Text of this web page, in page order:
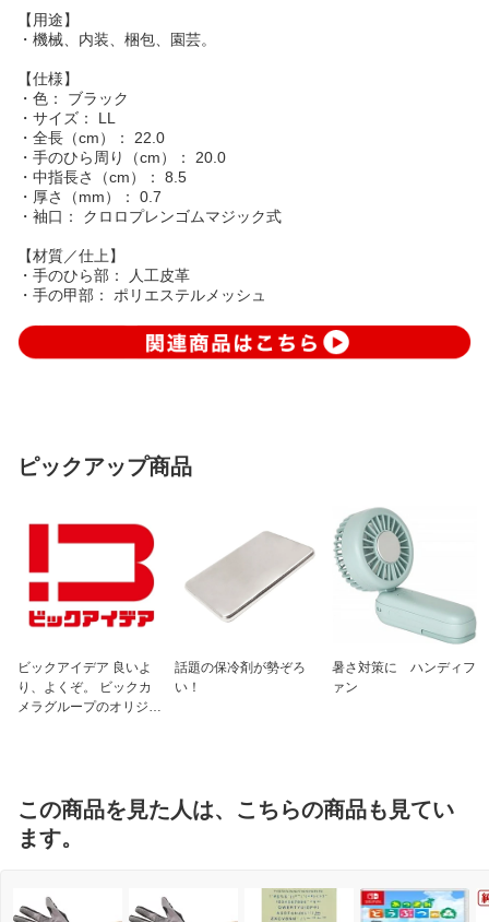
【用途】
・機械、内装、梱包、園芸。
【仕様】
・色： ブラック
・サイズ： LL
・全長（cm）： 22.0
・手のひら周り（cm）： 20.0
・中指長さ（cm）： 8.5
・厚さ（mm）： 0.7
・袖口： クロロプレンゴムマジック式
【材質／仕上】
・手のひら部： 人工皮革
・手の甲部： ポリエステルメッシュ
ピックアップ商品
ビックアイデア 良いよ
り、よくぞ。 ビックカ
メラグループのオリジナ
話題の保冷剤が勢ぞろ
い！
暑さ対策に ハンディフ
ァン
この商品を見た人は、こちらの商品も見てい
ます。